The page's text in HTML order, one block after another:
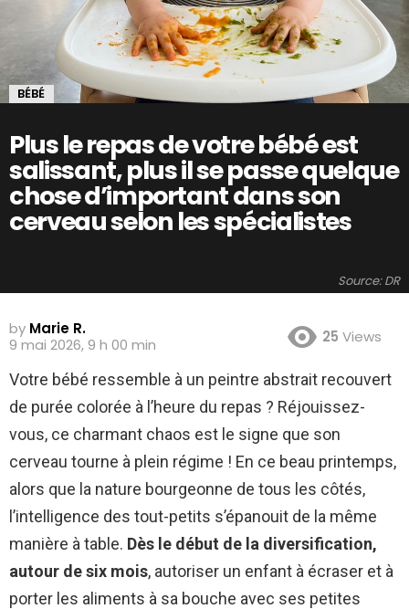
BÉBÉ
Plus le repas de votre bébé est
salissant, plus il se passe quelque
chose d’important dans son
cerveau selon les spécialistes
Source: DR
by Marie R.
9 mai 2026, 9 h 00 min
25 Views
Votre bébé ressemble à un peintre abstrait recouvert
de purée colorée à l’heure du repas ? Réjouissez-
vous, ce charmant chaos est le signe que son
cerveau tourne à plein régime ! En ce beau printemps,
alors que la nature bourgeonne de tous les côtés,
l’intelligence des tout-petits s’épanouit de la même
manière à table. Dès le début de la diversification,
autour de six mois, autoriser un enfant à écraser et à
porter les aliments à sa bouche avec ses petites